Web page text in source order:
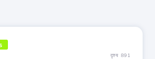
दृश्य 891